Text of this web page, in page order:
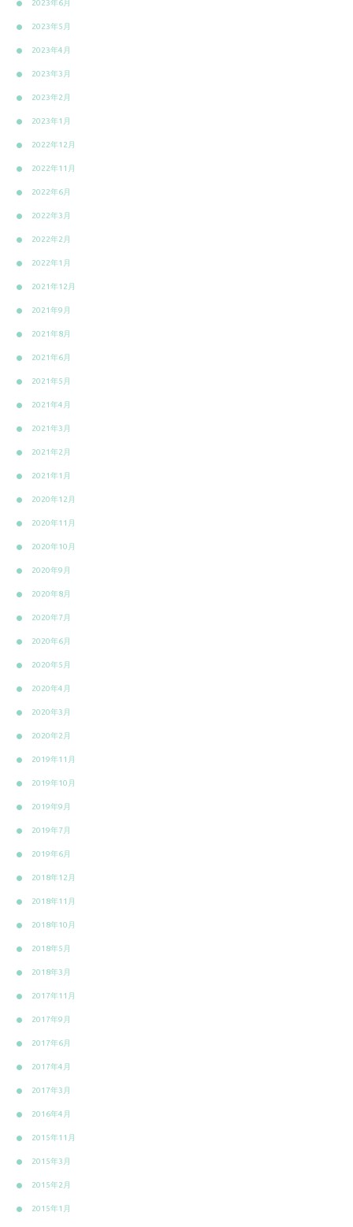
2023年6月
2023年5月
2023年4月
2023年3月
2023年2月
2023年1月
2022年12月
2022年11月
2022年6月
2022年3月
2022年2月
2022年1月
2021年12月
2021年9月
2021年8月
2021年6月
2021年5月
2021年4月
2021年3月
2021年2月
2021年1月
2020年12月
2020年11月
2020年10月
2020年9月
2020年8月
2020年7月
2020年6月
2020年5月
2020年4月
2020年3月
2020年2月
2019年11月
2019年10月
2019年9月
2019年7月
2019年6月
2018年12月
2018年11月
2018年10月
2018年5月
2018年3月
2017年11月
2017年9月
2017年6月
2017年4月
2017年3月
2016年4月
2015年11月
2015年3月
2015年2月
2015年1月